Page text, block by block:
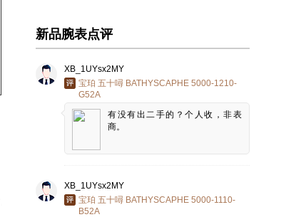
新品腕表点评
XB_1UYsx2MY
宝珀 五十噚 BATHYSCAPHE 5000-1210-
G52A
有没有出二手的？个人收，非表
商。
XB_1UYsx2MY
宝珀 五十噚 BATHYSCAPHE 5000-1110-
B52A